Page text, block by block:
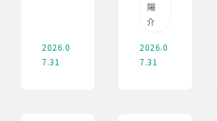
2026.0
7.31
陽
介
2026.0
7.31